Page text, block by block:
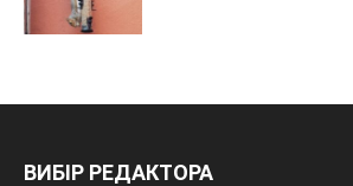
ВИБІР РЕДАКТОРА